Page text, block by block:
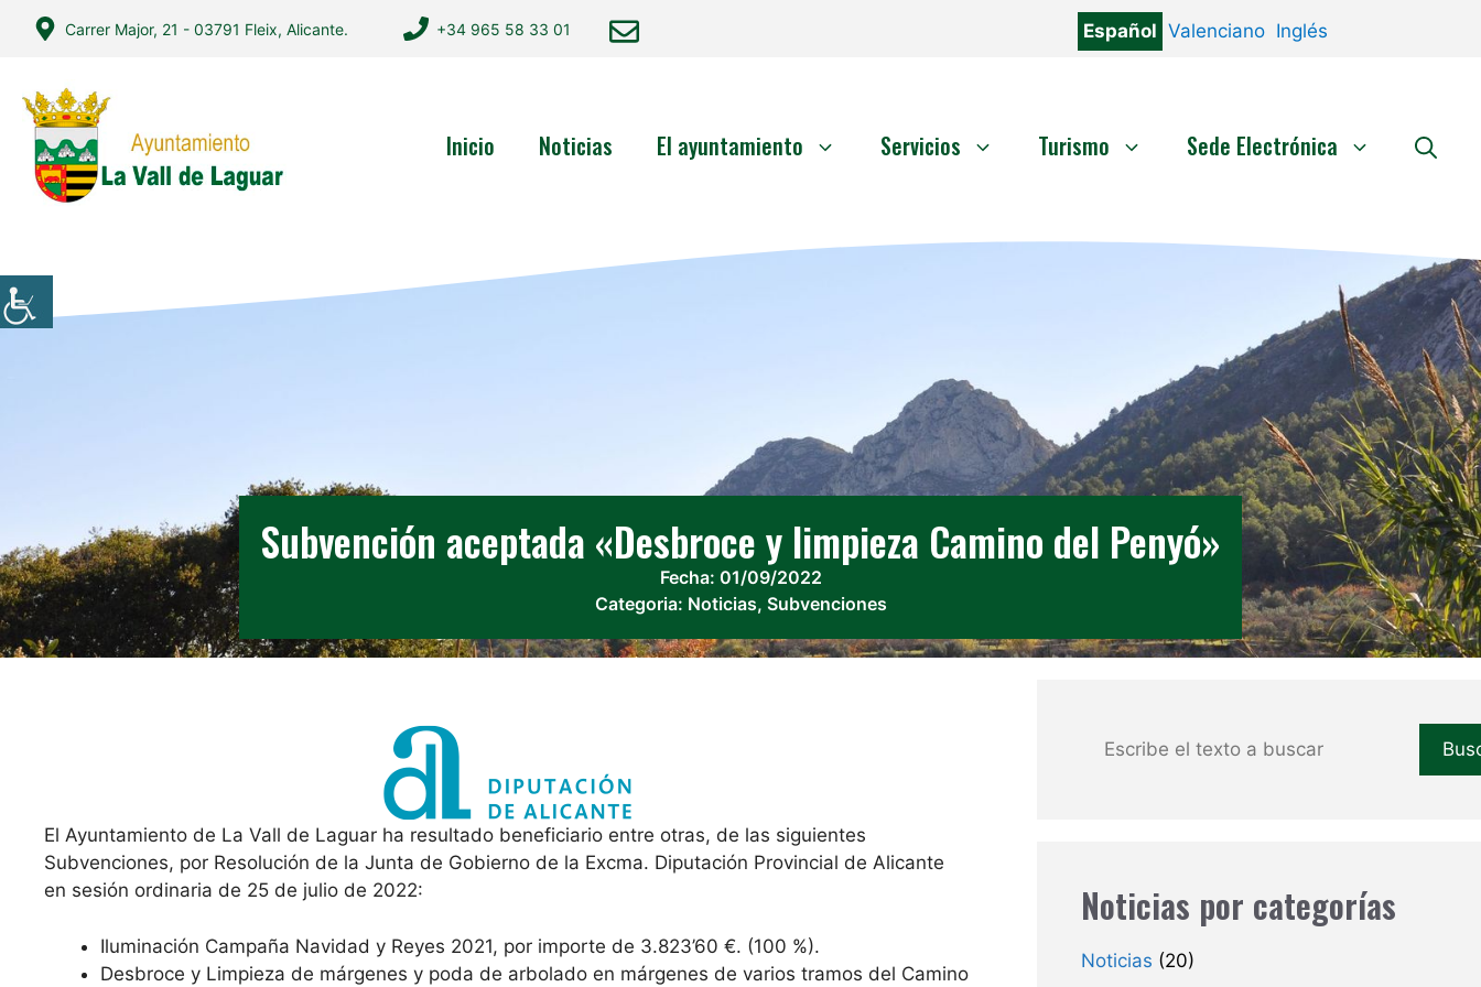
Saltar
Carrer Major, 21 - 03791 Fleix, Alicante. +34 965 58 33 01 Español Valenciano Inglés
Inicio Noticias El ayuntamiento Servicios Turismo Sede Electrónica
Subvención aceptada «Desbroce y limpieza Camino del Penyó»
Fecha: 01/09/2022
Categoria: Noticias, Subvenciones
El Ayuntamiento de La Vall de Laguar ha resultado beneficiario entre otras, de las siguientes
Subvenciones, por Resolución de la Junta de Gobierno de la Excma. Diputación Provincial de Alicante
en sesión ordinaria de 25 de julio de 2022:
Iluminación Campaña Navidad y Reyes 2021, por importe de 3.823’60 €. (100 %).
Desbroce y Limpieza de márgenes y poda de arbolado en márgenes de varios tramos del Camino
Buscar
Noticias por categorías
Noticias (20)